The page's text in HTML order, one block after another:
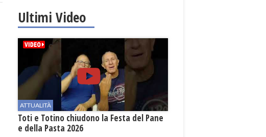
Ultimi Video
ATTUALITÀ
Toti e Totino chiudono la Festa del Pane
e della Pasta 2026